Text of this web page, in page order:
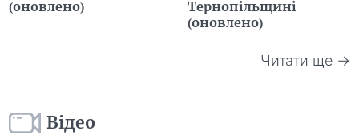
(оновлено)
Тернопільщині
(оновлено)
Читати ще →
Відео